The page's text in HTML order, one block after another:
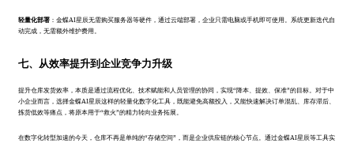
轻量化部署 ：金蝶AI星辰无需购买服务器等硬件，通过云端部署，企业只需电脑或手机即可使用。系统更新迭代自
动完成，无需额外维护费用。
七、从效率提升到企业竞争力升级
提升仓库发货效率，本质是通过流程优化、技术赋能和人员管理的协同，实现“降本、提效、保准”的目标。对于中
小企业而言，选择金蝶AI星辰这样的轻量化数字化工具，既能避免高额投入，又能快速解决订单混乱、库存滞后、
拣货低效等痛点，将原本用于“救火”的精力转向业务拓展。
在数字化转型加速的今天，仓库不再是单纯的“存储空间”，而是企业供应链的核心节点。通过金蝶AI星辰等工具实